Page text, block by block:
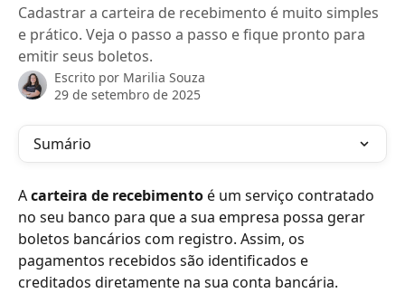
Cadastrar a carteira de recebimento é muito simples
e prático. Veja o passo a passo e fique pronto para
emitir seus boletos.
Escrito por Marilia Souza
29 de setembro de 2025
Sumário
A carteira de recebimento é um serviço contratado
no seu banco para que a sua empresa possa gerar
boletos bancários com registro. Assim, os
pagamentos recebidos são identificados e
creditados diretamente na sua conta bancária.